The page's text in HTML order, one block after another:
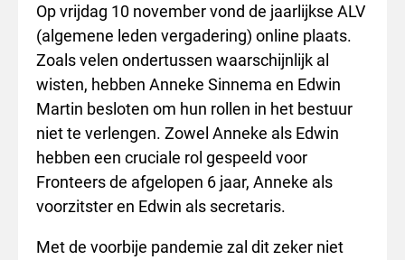
Op vrijdag 10 november vond de jaarlijkse ALV
(algemene leden vergadering) online plaats.
Zoals velen ondertussen waarschijnlijk al
wisten, hebben Anneke Sinnema en Edwin
Martin besloten om hun rollen in het bestuur
niet te verlengen. Zowel Anneke als Edwin
hebben een cruciale rol gespeeld voor
Fronteers de afgelopen 6 jaar, Anneke als
voorzitster en Edwin als secretaris.
Met de voorbije pandemie zal dit zeker niet